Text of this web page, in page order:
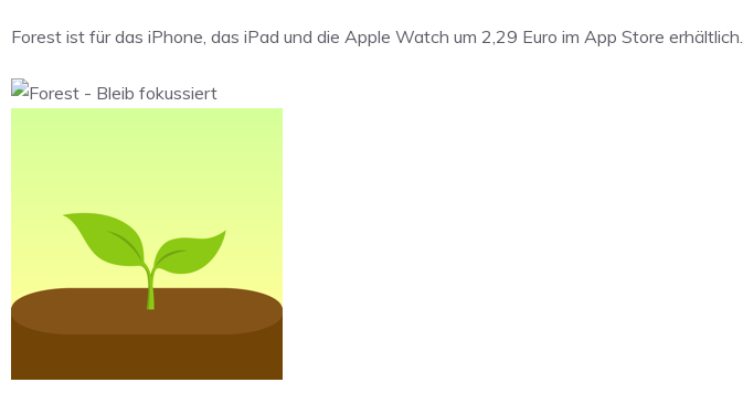
Forest ist für das iPhone, das iPad und die Apple Watch um 2,29 Euro im App Store erhältlich.